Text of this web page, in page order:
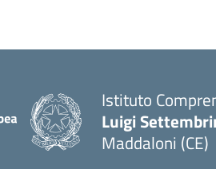
Istituto
Luigi
Maddaloni (CE)